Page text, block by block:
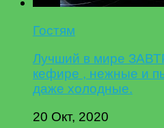
Гостям
Лучший в мире
кефире , нежные и
даже холодные.
20 Окт, 2020